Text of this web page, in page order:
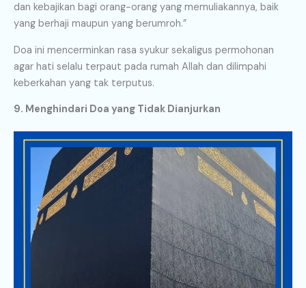
dan kebajikan bagi orang-orang yang memuliakannya, baik
yang berhaji maupun yang berumroh.”
Doa ini mencerminkan rasa syukur sekaligus permohonan
agar hati selalu terpaut pada rumah Allah dan dilimpahi
keberkahan yang tak terputus.
9. Menghindari Doa yang Tidak Dianjurkan